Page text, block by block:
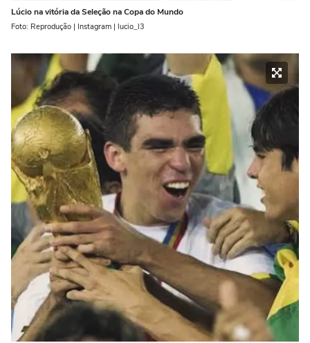
Lúcio na vitória da Seleção na Copa do Mundo
Foto: Reprodução | Instagram | lucio_l3